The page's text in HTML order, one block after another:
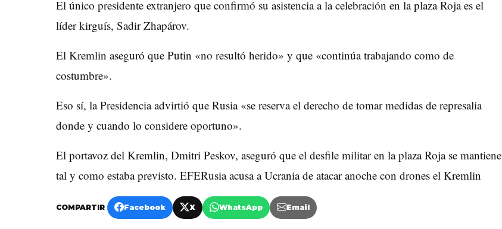
El único presidente extranjero que confirmó su asistencia a la celebración en la plaza Roja es el
líder kirguís, Sadir Zhapárov.
El Kremlin aseguró que Putin «no resultó herido» y que «continúa trabajando como de
costumbre».
Eso sí, la Presidencia advirtió que Rusia «se reserva el derecho de tomar medidas de represalia
donde y cuando lo considere oportuno».
El portavoz del Kremlin, Dmitri Peskov, aseguró que el desfile militar en la plaza Roja se mantiene
tal y como estaba previsto. EFERusia acusa a Ucrania de atacar anoche con drones el Kremlin
COMPARTIR Facebook X WhatsApp Email